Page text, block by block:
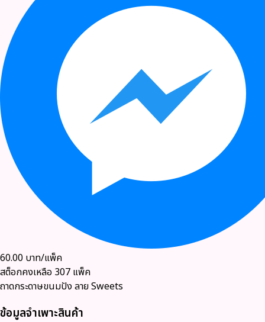
60.00 บาท/แพ็ค
สต็อกคงเหลือ 307 แพ็ค
ถาดกระดาษขนมปัง ลาย Sweets
ข้อมูลจำเพาะสินค้า